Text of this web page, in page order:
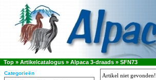
Top » Artikelcatalogus » Alpaca 3-draads » SFN73
Categorieën Artikel niet gevonden!